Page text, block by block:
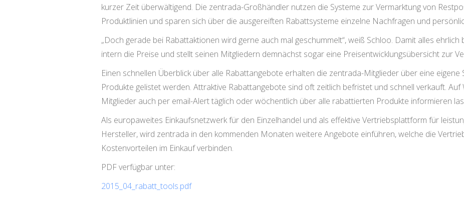
kurzer Zeit überwältigend. Die zentrada-Großhändler nutzen die Systeme zur Vermarktung von
Produktlinien und sparen sich über die ausgereiften Rabattsysteme einzelne Nachfragen und
„Doch gerade bei Rabattaktionen wird gerne auch mal geschummelt“, weiß Schloo. Damit alles
intern die Preise und stellt seinen Mitgliedern demnächst sogar eine Preisentwicklungsübersicht zur
Einen schnellen Überblick über alle Rabattangebote erhalten die zentrada-Mitglieder über eine
Produkte gelistet werden. Attraktive Rabattangebote sind oft zeitlich befristet und schnell verkauft.
Mitglieder auch per email-Alert täglich oder wöchentlich über alle rabattierten Produkte informieren
Als europaweites Einkaufsnetzwerk für den Einzelhandel und als effektive Vertriebsplattform für
Hersteller, wird zentrada in den kommenden Monaten weitere Angebote einführen, welche die
Kostenvorteilen im Einkauf verbinden.
PDF verfügbar unter:
2015_04_rabatt_tools.pdf